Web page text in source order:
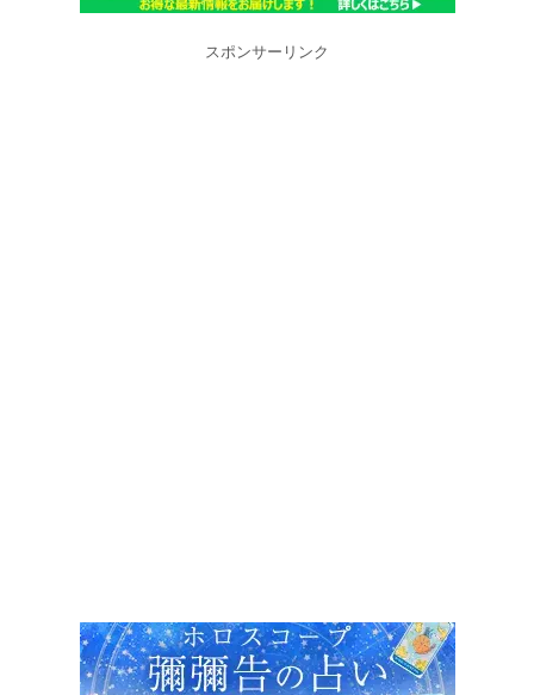
スポンサーリンク